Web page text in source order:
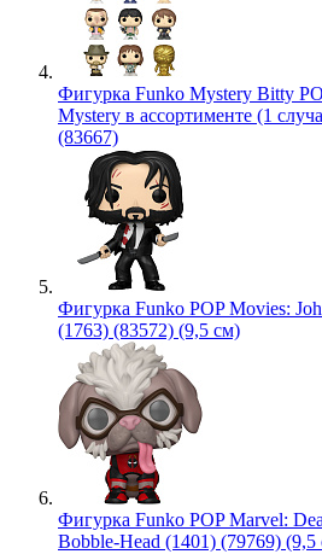
Фигурка Funko Mystery Bitty
Mystery в ассортименте (1
(83667)
Фигурка Funko POP Movies:
(1763) (83572) (9,5 см)
Фигурка Funko POP Marvel:
Bobble-Head (1401) (79769) (9,5